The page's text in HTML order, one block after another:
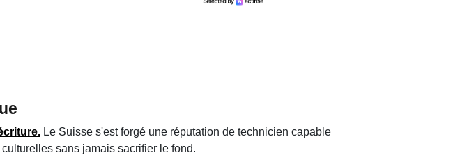
Le Suisse s'est forgé une réputation de technicien capable
sans jamais sacrifier le fond.